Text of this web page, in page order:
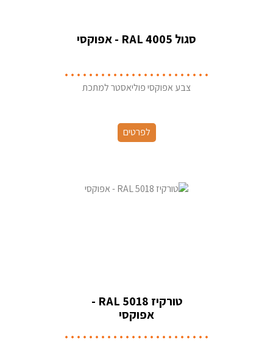
סגול RAL 4005 - אפוקסי
צבע אפוקסי פוליאסטר למתכת
לפרטים
טורקיז RAL 5018 -
אפוקסי